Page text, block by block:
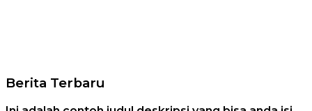
Berita Terbaru